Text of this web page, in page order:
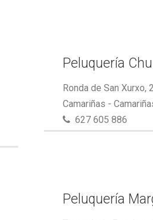
Peluquería
Ronda de San Xurxo,
Camariñas -
627 605 886
Peluquería